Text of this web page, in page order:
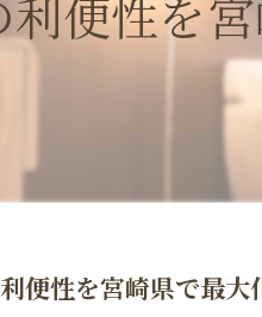
利便性を
便性を宮崎県で最大